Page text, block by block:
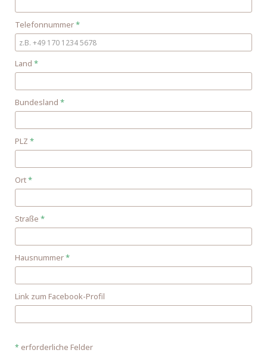
Telefonnummer*
Land *
Bundesland *
PLZ *
Ort*
Straße *
Hausnummer*
Link zum Facebook-Profil
* erforderliche Felder